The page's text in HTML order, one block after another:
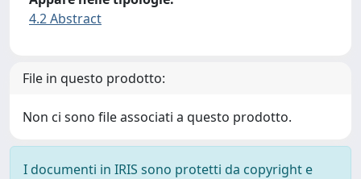
4.2 Abstract
File in questo prodotto:
Non ci sono file associati a questo prodotto.
I documenti in IRIS sono protetti da copyright e